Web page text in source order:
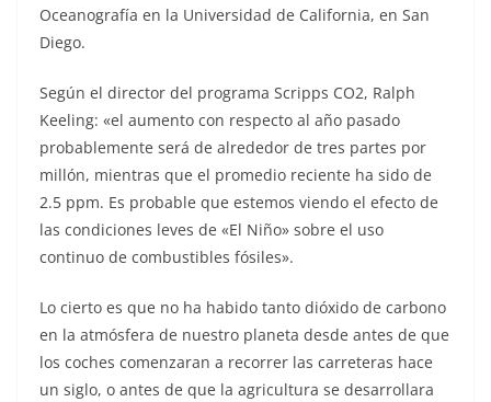
Oceanografía en la Universidad de California, en San
Diego.
Según el director del programa Scripps CO2, Ralph
Keeling: «el aumento con respecto al año pasado
probablemente será de alrededor de tres partes por
millón, mientras que el promedio reciente ha sido de
2.5 ppm. Es probable que estemos viendo el efecto de
las condiciones leves de «El Niño» sobre el uso
continuo de combustibles fósiles».
Lo cierto es que no ha habido tanto dióxido de carbono
en la atmósfera de nuestro planeta desde antes de que
los coches comenzaran a recorrer las carreteras hace
un siglo, o antes de que la agricultura se desarrollara